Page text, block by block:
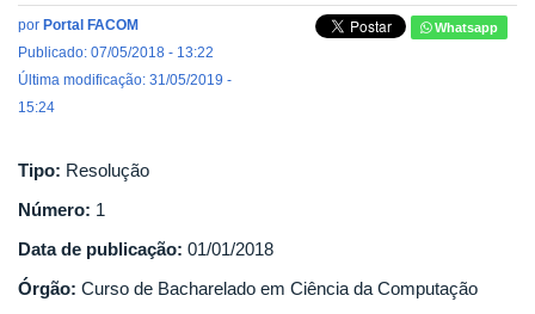
por Portal FACOM
Publicado: 07/05/2018 - 13:22
Última modificação: 31/05/2019 -
15:24
Whatsapp
Tipo: Resolução
Número: 1
Data de publicação: 01/01/2018
Órgão: Curso de Bacharelado em Ciência da Computação